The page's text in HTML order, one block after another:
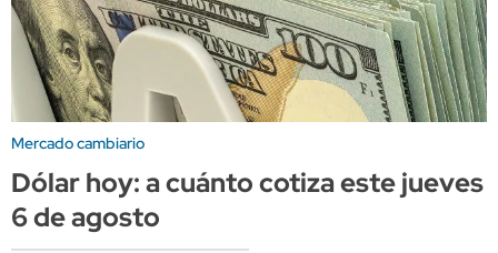
Mercado cambiario
Dólar hoy: a cuánto cotiza este jueves
6 de agosto